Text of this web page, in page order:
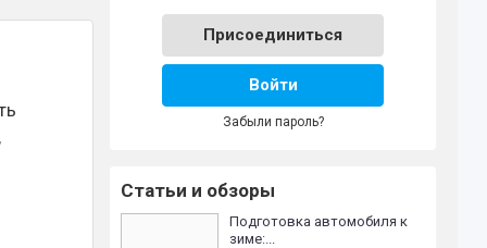
Присоединиться
Войти
Забыли пароль?
Статьи и обзоры
Подготовка автомобиля к
зиме:...